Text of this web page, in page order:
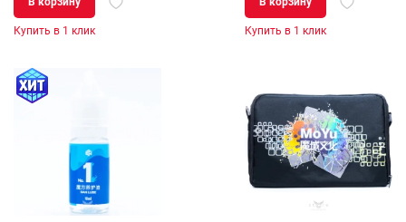
Купить в 1 клик Купить в 1 клик